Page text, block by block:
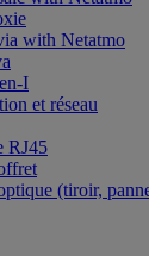
with Netatmo
I
et réseau
RJ45
(tiroir,